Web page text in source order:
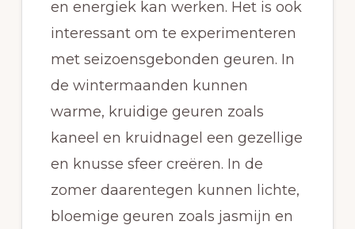
en energiek kan werken. Het is ook
interessant om te experimenteren
met seizoensgebonden geuren. In
de wintermaanden kunnen
warme, kruidige geuren zoals
kaneel en kruidnagel een gezellige
en knusse sfeer creëren. In de
zomer daarentegen kunnen lichte,
bloemige geuren zoals jasmijn en